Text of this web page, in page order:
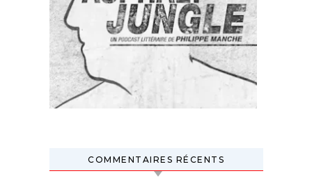
COMMENTAIRES RÉCENTS